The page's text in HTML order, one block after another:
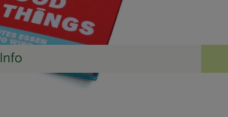
Info
Es wurden keine passenden